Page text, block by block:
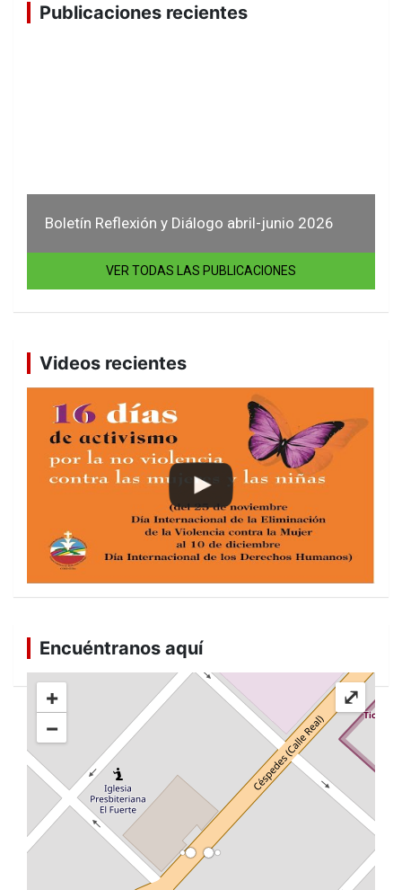
Publicaciones recientes
Boletín Reflexión y Diálogo abril-junio 2026
VER TODAS LAS PUBLICACIONES
Videos recientes
Encuéntranos aquí
+
−
⤢